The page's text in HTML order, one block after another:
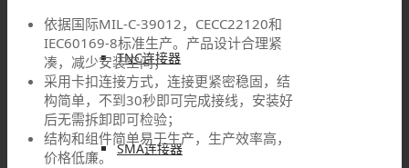
TNC连接器
SMA连接器
依据国际MIL-C-39012，CECC22120和
IEC60169-8标准生产。产品设计合理紧
凑，减少安装空间；
采用卡扣连接方式，连接更紧密稳固，结
构简单，不到30秒即可完成接线，安装好
后无需拆卸即可检验；
结构和组件简单易于生产，生产效率高，
价格低廉。